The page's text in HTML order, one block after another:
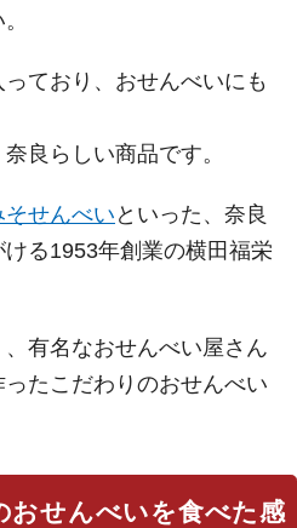
ており、おせんべいにも
良らしい商品です。
そせんべいといった、奈良
る1953年創業の横田福栄
有名なおせんべい屋さん
たこだわりのおせんべい
おせんべいを食べた感